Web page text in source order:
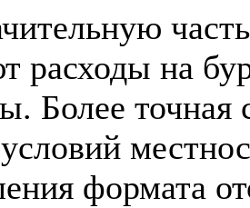
часть
расходы на
Более точная
формата